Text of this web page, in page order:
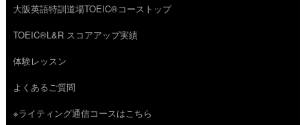
コ
ン
テ
ン
ツ
大阪英語特訓道場TOEIC®コーストップ
TOEIC®L&R スコアアップ実績
体験レッスン
よくあるご質問
※ライティング通信コースはこちら